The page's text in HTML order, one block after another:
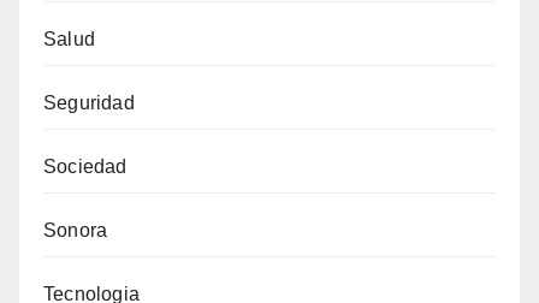
Salud
Seguridad
Sociedad
Sonora
Tecnologia